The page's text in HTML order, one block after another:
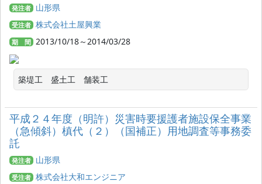
発注者 山形県
受注者 株式会社土屋興業
期 間 2013/10/18～2014/03/28
築堤工　盛土工　舗装工
平成２４年度（明許）災害時要援護者施設保全事業
（急傾斜）槙代（２）（国補正）用地調査等事務委
託
発注者 山形県
受注者 株式会社大和エンジニア